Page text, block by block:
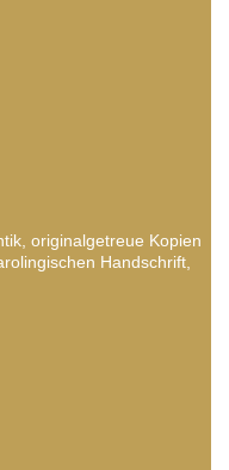
originalgetreue Kopien
Handschrift,